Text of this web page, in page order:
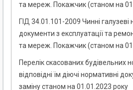
та мереж. Покажчик (станом на
ГІД 34.01.101-2009 Чинні галузеві
документи з експлуатації та
та мереж. Покажчик (станом на
Перелік скасованих будівельних
відповідні їм діючі нормативні
заміну станом на 01.01.2023 року